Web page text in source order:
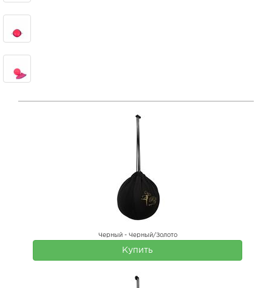
Черный - Черный/Золото
Купить